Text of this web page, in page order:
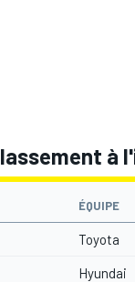
à
ÉQUIPE
Toyota
Hyundai